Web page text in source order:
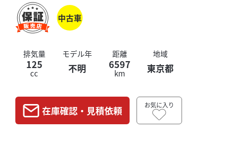
中古車
排気量
125
cc
モデル年
不明
距離
6597
km
地域
東京都
在庫確認・見積依頼 お気に入り